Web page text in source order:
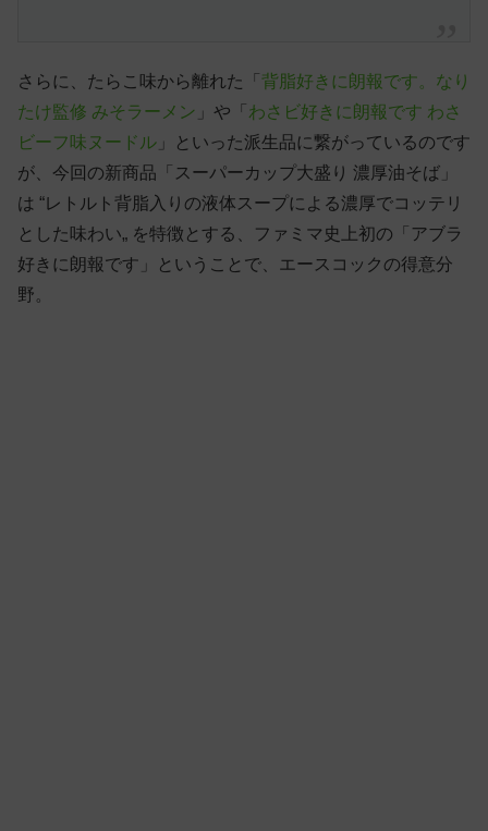
さらに、たらこ味から離れた「 背脂好きに朗報です。なり
たけ監修 みそラーメン 」や「 わさビ好きに朗報です わさ
ビーフ味ヌードル 」といった派生品に繋がっているのです
が、今回の新商品「スーパーカップ大盛り 濃厚油そば」
は “レトルト背脂入りの液体スープによる濃厚でコッテリ
とした味わい„ を特徴とする、ファミマ史上初の「アブラ
好きに朗報です」ということで、エースコックの得意分
野。